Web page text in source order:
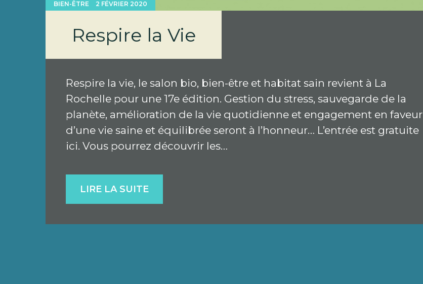
BIEN-ÊTRE 2 FÉVRIER 2020
Respire la Vie
Respire la vie, le salon bio, bien-être et habitat sain revient à La
Rochelle pour une 17e édition. Gestion du stress, sauvegarde de la
planète, amélioration de la vie quotidienne et engagement en faveur
d’une vie saine et équilibrée seront à l’honneur… L’entrée est gratuite
ici. Vous pourrez découvrir les…
LIRE LA SUITE